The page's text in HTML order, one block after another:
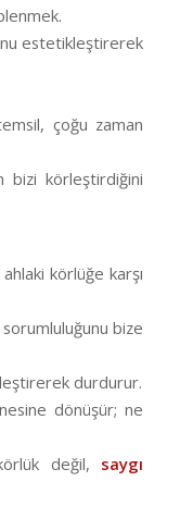
estetikleştirerek
çoğu zaman
bizi körleştirdiğini
körlüğe karşı
sorumluluğunu bize
durdurur.
dönüşür; ne
değil, saygı